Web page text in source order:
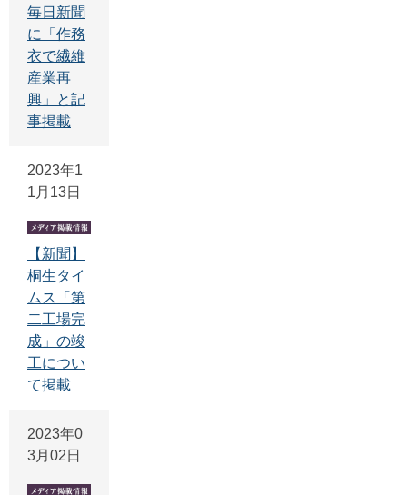
毎日新聞
に「作務
衣で繊維
産業再
興」と記
事掲載
2023年1
1月13日
【新聞】
桐生タイ
ムス「第
二工場完
成」の竣
工につい
て掲載
2023年0
3月02日